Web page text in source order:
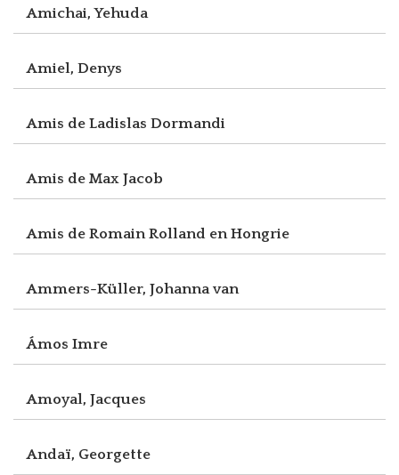
Amichai, Yehuda
Amiel, Denys
Amis de Ladislas Dormandi
Amis de Max Jacob
Amis de Romain Rolland en Hongrie
Ammers-Küller, Johanna van
Ámos Imre
Amoyal, Jacques
Andaï, Georgette